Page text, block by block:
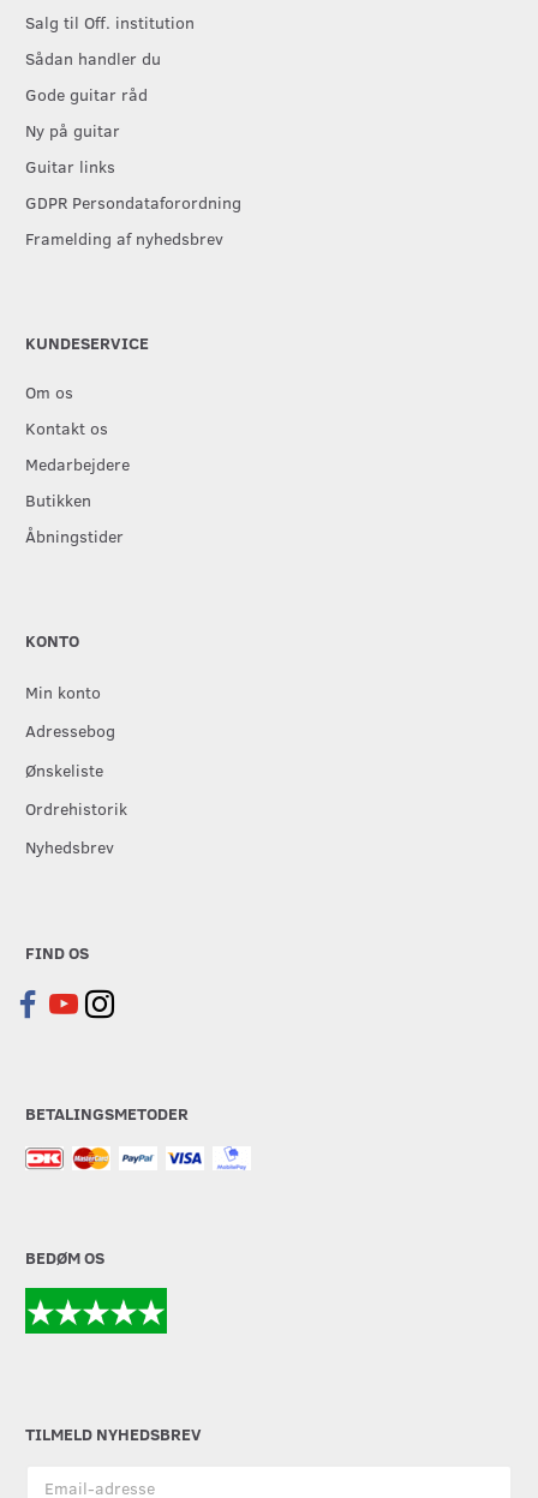
Salg til Off. institution
Sådan handler du
Gode guitar råd
Ny på guitar
Guitar links
GDPR Persondataforordning
Framelding af nyhedsbrev
KUNDESERVICE
Om os
Kontakt os
Medarbejdere
Butikken
Åbningstider
KONTO
Min konto
Adressebog
Ønskeliste
Ordrehistorik
Nyhedsbrev
FIND OS
BETALINGSMETODER
BEDØM OS
TILMELD NYHEDSBREV